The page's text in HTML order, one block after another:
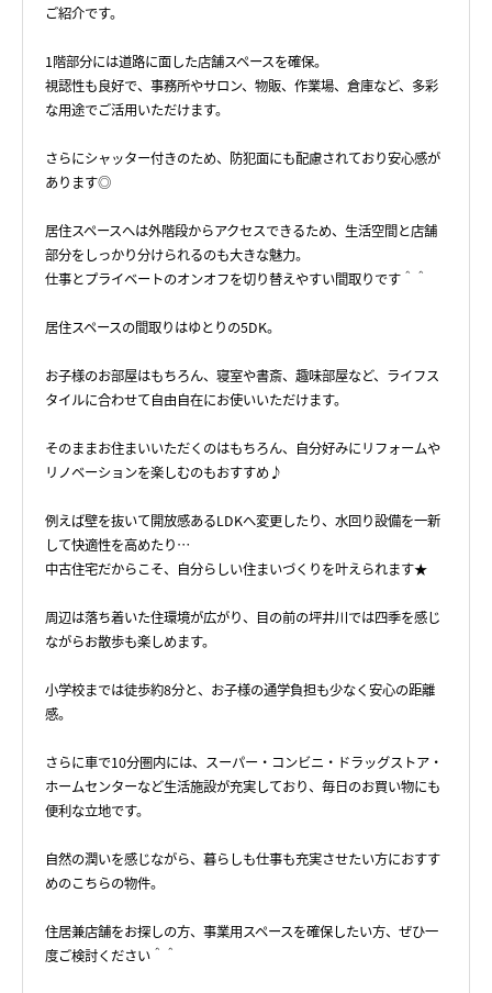
ご紹介です。
1階部分には道路に面した店舗スペースを確保。
視認性も良好で、事務所やサロン、物販、作業場、倉庫など、多彩
な用途でご活用いただけます。
さらにシャッター付きのため、防犯面にも配慮されており安心感が
あります◎
居住スペースへは外階段からアクセスできるため、生活空間と店舗
部分をしっかり分けられるのも大きな魅力。
仕事とプライベートのオンオフを切り替えやすい間取りです＾＾
居住スペースの間取りはゆとりの5DK。
お子様のお部屋はもちろん、寝室や書斎、趣味部屋など、ライフス
タイルに合わせて自由自在にお使いいただけます。
そのままお住まいいただくのはもちろん、自分好みにリフォームや
リノベーションを楽しむのもおすすめ♪
例えば壁を抜いて開放感あるLDKへ変更したり、水回り設備を一新
して快適性を高めたり…
中古住宅だからこそ、自分らしい住まいづくりを叶えられます★
周辺は落ち着いた住環境が広がり、目の前の坪井川では四季を感じ
ながらお散歩も楽しめます。
小学校までは徒歩約8分と、お子様の通学負担も少なく安心の距離
感。
さらに車で10分圏内には、スーパー・コンビニ・ドラッグストア・
ホームセンターなど生活施設が充実しており、毎日のお買い物にも
便利な立地です。
自然の潤いを感じながら、暮らしも仕事も充実させたい方におすす
めのこちらの物件。
住居兼店舗をお探しの方、事業用スペースを確保したい方、ぜひ一
度ご検討ください＾＾